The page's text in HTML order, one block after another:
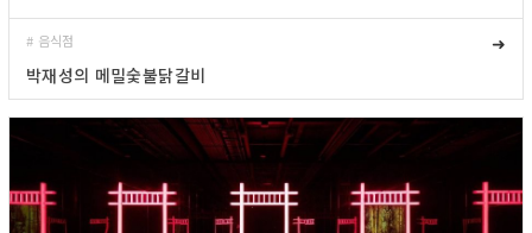
# 음식점
➜
박재성의 메밀숯불닭갈비